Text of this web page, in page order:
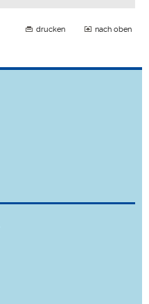
drucken nach oben